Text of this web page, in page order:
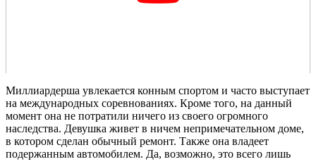
Миллиардерша увлекается конным спортом и часто выступает
на международных соревнованиях. Кроме того, на данный
момент она не потратили ничего из своего огромного
наследства. Девушка живет в ничем непримечательном доме,
в котором сделан обычный ремонт. Также она владеет
подержанным автомобилем. Да, возможно, это всего лишь